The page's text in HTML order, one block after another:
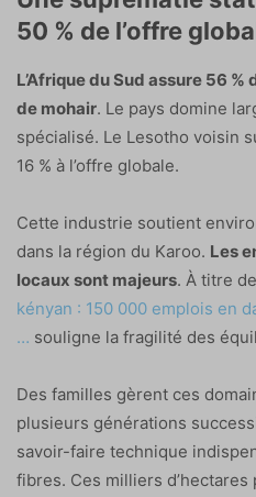
50 % de l’offre
L’Afrique du Sud assure 56
de mohair. Le pays domine
spécialisé. Le Lesotho voisin
16 % à l’offre globale.
Cette industrie soutient
dans la région du Karoo. Les
locaux sont majeurs. À titre
kényan : 150 000 emplois en
… souligne la fragilité des
Des familles gèrent ces
plusieurs générations
savoir-faire technique
fibres. Ces milliers